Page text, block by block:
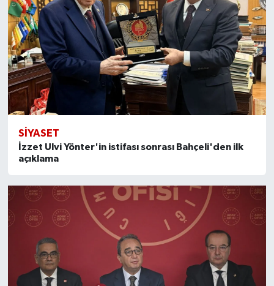
SİYASET
İzzet Ulvi Yönter'in istifası sonrası Bahçeli'den ilk
açıklama